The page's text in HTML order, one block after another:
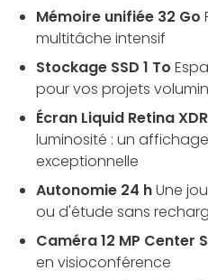
Mémoire unifiée 32 Go
multitâche intensif
Stockage SSD 1 To
pour vos projets
Écran Liquid Retina
luminosité : un
exceptionnelle
Autonomie 24 hUne
ou d'étude sans
Caméra 12 MP Center
en visioconférence